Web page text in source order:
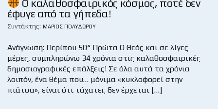
Ο καλαθοσφαιρικός κόσμος, ποτέ δεν
έφυγε από τα γήπεδα!
Συντάκτης: ΜΆΡΙΟΣ ΠΟΛΥΔΏΡΟΥ
Ανάγνωση: Περίπου 50“ Πρώτα Ο Θεός και σε λίγες
μέρες, συμπληρώνω 34 χρόνια στις καλαθοσφαιρικές
δημοσιογραφικές επάλξεις! Σε όλα αυτά τα χρόνια
λοιπόν, ένα θέμα που… μόνιμα «κυκλοφορεί στην
πιάτσα», είναι ότι τάχατες δεν έρχεται […]